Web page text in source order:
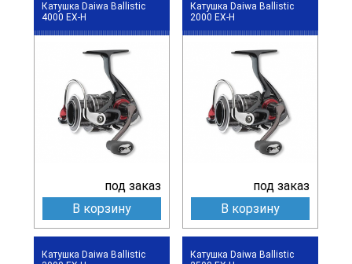
Катушка Daiwa Ballistic
4000 EX-H
под заказ
В корзину
Катушка Daiwa Ballistic
2000 EX-H
под заказ
В корзину
Катушка Daiwa Ballistic
Катушка Daiwa Ballistic